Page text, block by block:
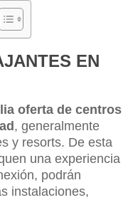
EN
oferta de centros
, generalmente
y resorts. De esta
una experiencia
podrán
instalaciones,